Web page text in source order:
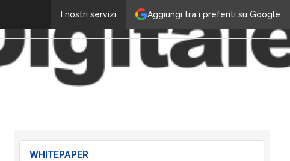
Aggiungi tra i preferiti su Google
I nostri servizi
WHITEPAPER